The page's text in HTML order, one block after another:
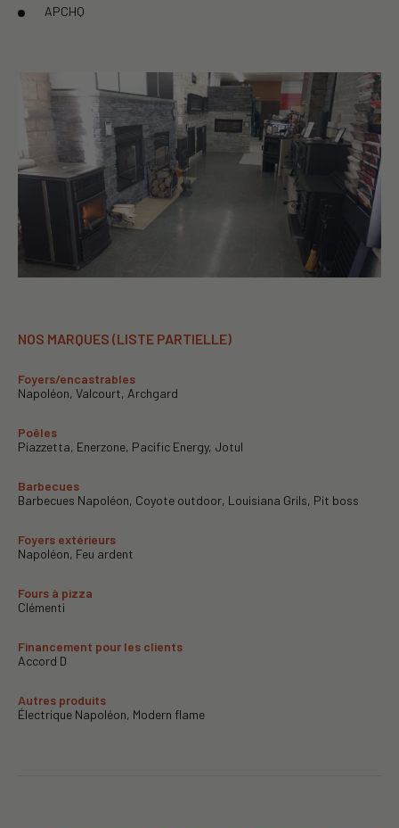
APCHQ
NOS MARQUES (LISTE PARTIELLE)
Foyers/encastrables
Napoléon, Valcourt, Archgard
Poêles
Piazzetta, Enerzone, Pacific Energy, Jotul
Barbecues
Barbecues Napoléon, Coyote outdoor, Louisiana Grils, Pit boss
Foyers extérieurs
Napoléon, Feu ardent
Fours à pizza
Clémenti
Financement pour les clients
Accord D
Autres produits
Électrique Napoléon, Modern flame